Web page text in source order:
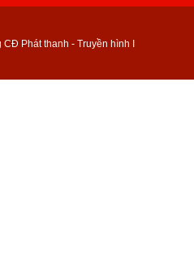
Phát thanh - Truyền hình I